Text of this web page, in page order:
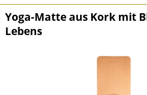
Yoga-Matte aus Kork mit
Lebens